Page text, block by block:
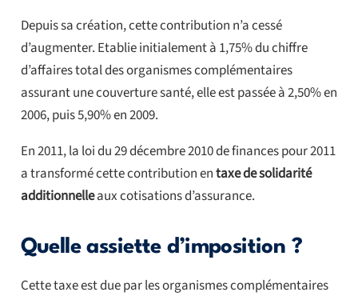
Depuis sa création, cette contribution n’a cessé
d’augmenter. Etablie initialement à 1,75% du chiffre
d’affaires total des organismes complémentaires
assurant une couverture santé, elle est passée à 2,50% en
2006, puis 5,90% en 2009.
En 2011, la loi du 29 décembre 2010 de finances pour 2011
a transformé cette contribution entaxe de solidarité
additionnelleaux cotisations d’assurance.
Quelle assiette d’imposition ?
Cette taxe est due par les organismes complémentaires